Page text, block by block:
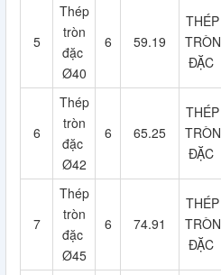
5
Thép
tròn
đặc
Ø40
6 59.19
THÉP
TRÒN
ĐẶC
6
Thép
tròn
đặc
Ø42
6 65.25
THÉP
TRÒN
ĐẶC
7
Thép
tròn
đặc
Ø45
6 74.91
THÉP
TRÒN
ĐẶC